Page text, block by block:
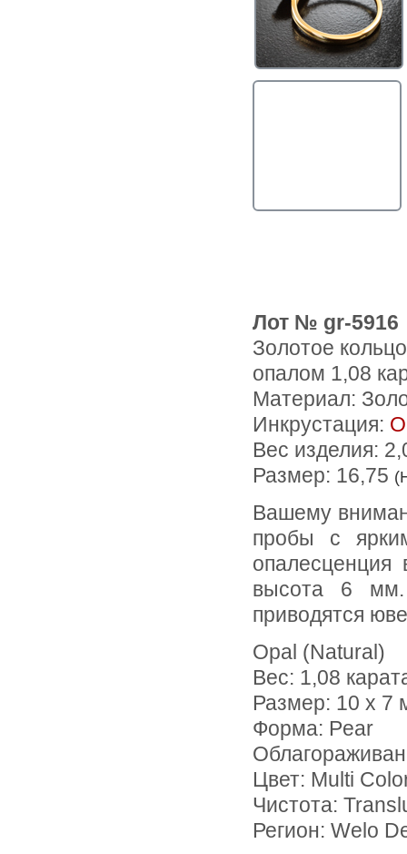
Лот № gr-5916
Золотое
опалом 1,08
Материал:
Инкрустация:
Вес изделия:
Размер: 16,75
Вашему вниманию предлагается кольцо из желтого золота 585
пробы c
высота 6
приводятся
Opal (Natural)
Вес: 1,08
Размер: 10 х 7
Форма: Pear
Цвет: Multi
Чистота:
Регион: Welo